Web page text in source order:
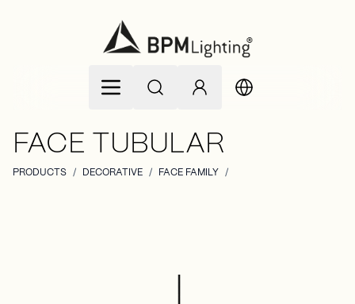
FACE TUBULAR
PRODUCTS / DECORATIVE / FACE FAMILY /